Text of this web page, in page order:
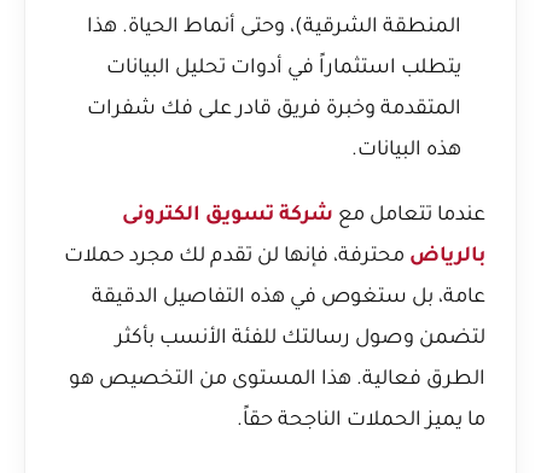
المنطقة الشرقية)، وحتى أنماط الحياة. هذا
يتطلب استثماراً في أدوات تحليل البيانات
المتقدمة وخبرة فريق قادر على فك شفرات
هذه البيانات.
عندما تتعامل مع شركة تسويق الكترونى
بالرياض محترفة، فإنها لن تقدم لك مجرد حملات
عامة، بل ستغوص في هذه التفاصيل الدقيقة
لتضمن وصول رسالتك للفئة الأنسب بأكثر
الطرق فعالية. هذا المستوى من التخصيص هو
ما يميز الحملات الناجحة حقاً.